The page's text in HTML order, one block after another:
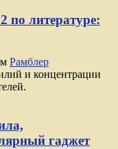
по литературе:
Рамблер
и концентрации
гаджет